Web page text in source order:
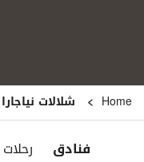
شلالات نياجارا
رحلات طيران